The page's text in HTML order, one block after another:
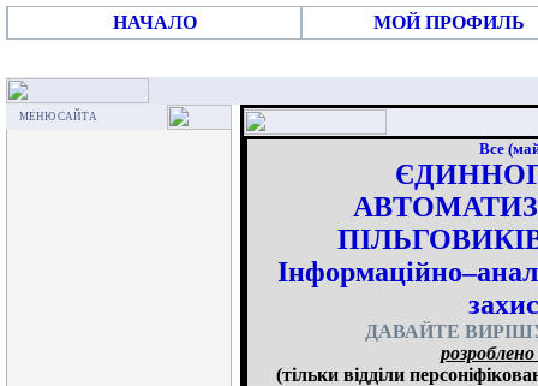
НАЧАЛО МОЙ ПРОФИЛЬ
МЕНЮ САЙТА
Все
ДАВАЙТЕ
(тільки відділи